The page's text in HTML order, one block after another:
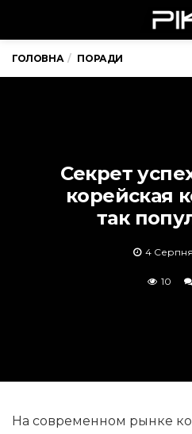
ГОЛОВНА ПОРАДИ
Секрет
корейская
так
4
10
На современном рынке